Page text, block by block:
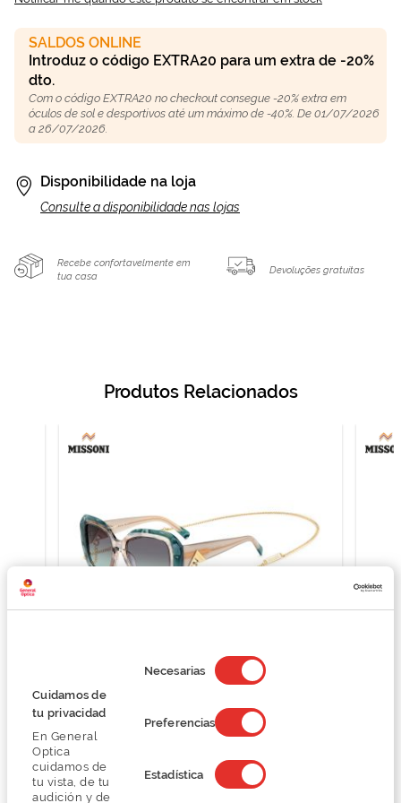
Cuidamos de
tu privacidad
En General
Optica
cuidamos de
tu vista, de tu
audición y de
de
consentimiento
Necesarias
Preferencias
Estadística
SALDOS ONLINE
Introduz o código EXTRA20 para um extra de -20%
dto.
Com o código EXTRA20 no checkout consegue -20% extra em
óculos de sol e desportivos até um máximo de -40%. De 01/07/2026
a 26/07/2026.
Disponibilidade na loja
Consulte a disponibilidade nas lojas
Recebe confortavelmente em
tua casa
Devoluções gratuitas
Produtos Relacionados
Missoni MIS 0168/G/S
201,75 €
269,00 €